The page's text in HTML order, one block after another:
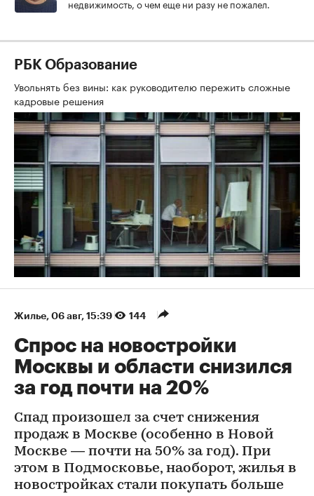
недвижимость, о чем еще ни разу не пожалел.
РБК Образование
Увольнять без вины: как руководителю пережить сложные
кадровые решения
Жилье 06 авг, 15:39 144
Спрос на новостройки
Москвы и области снизился
за год почти на 20%
Спад произошел за счет снижения
продаж в Москве (особенно в Новой
Москве — почти на 50% за год). При
этом в Подмосковье, наоборот, жилья в
новостройках стали покупать больше